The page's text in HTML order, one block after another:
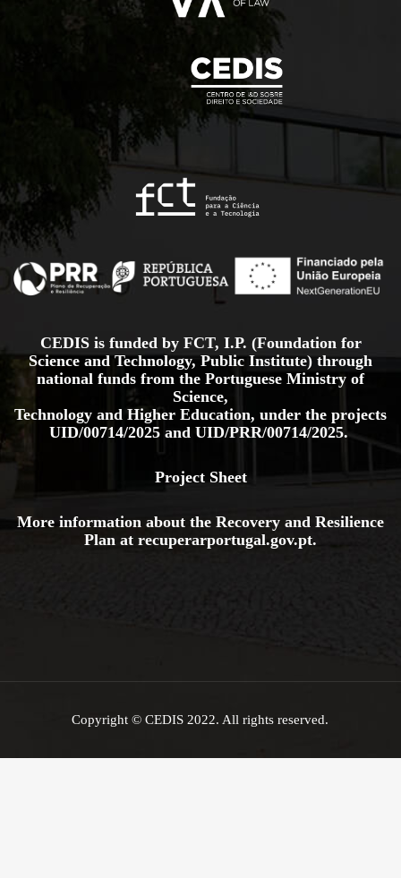
CEDIS is funded by FCT, I.P. (Foundation for
Science and Technology, Public Institute) through
national funds from the Portuguese Ministry of
Science,
Technology and Higher Education, under the projects
UID/00714/2025 and UID/PRR/00714/2025.
Project Sheet
More information about the Recovery and Resilience
Plan at recuperarportugal.gov.pt.
Copyright © CEDIS 2022. All rights reserved.